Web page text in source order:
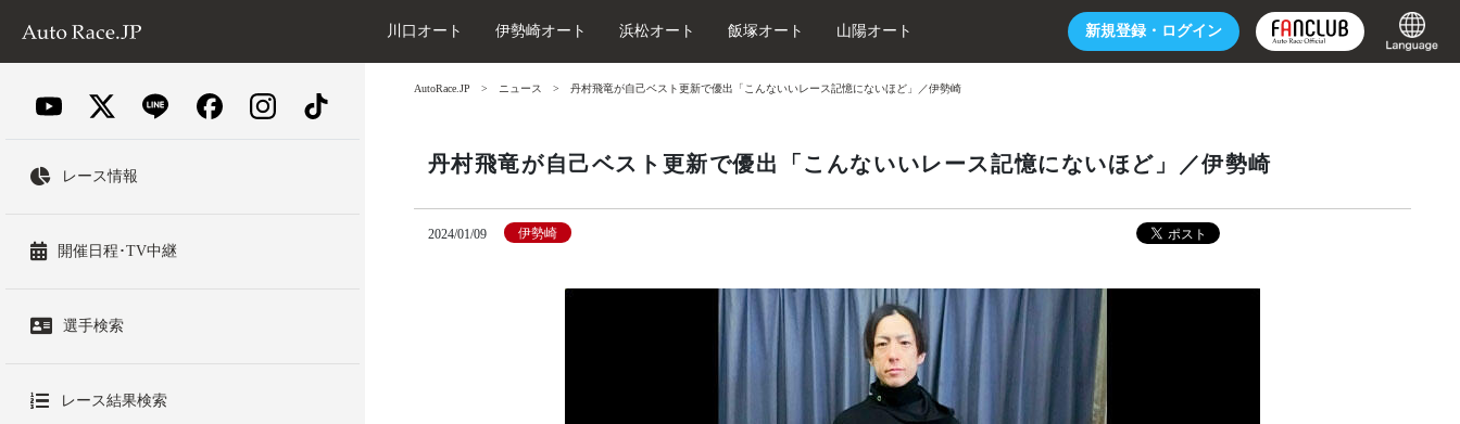
新規登録・ ログイン
川口オート 伊勢崎オート 浜松オート 飯塚オート 山陽オート
レース情報
開催日程･TV中継
選手検索
レース結果検索
AutoRace.JP ニュース 丹村飛竜が自己ベスト更新で優出「こんないいレース記憶にないほど」／伊勢崎
丹村飛竜が自己ベスト更新で優出「こんないいレース記憶にないほど」／伊勢崎
2024/01/09 伊勢崎